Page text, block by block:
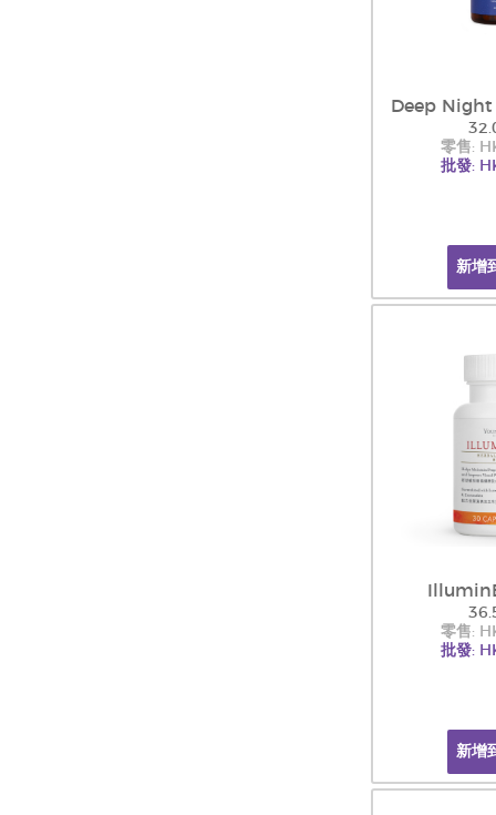
Deep
零售:
批發:
新增
零售:
批發:
新增